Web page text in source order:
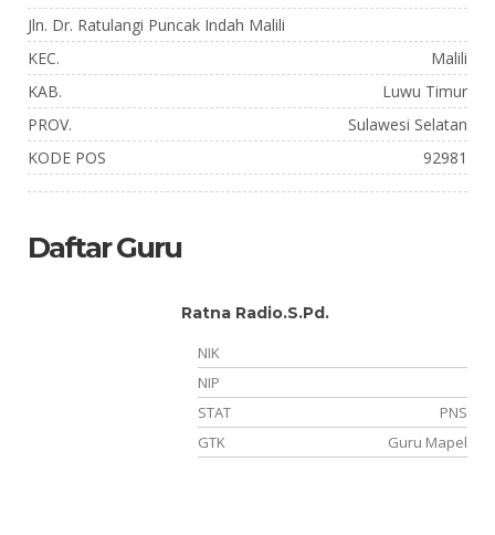
Jln. Dr. Ratulangi Puncak Indah Malili
KEC.
Malili
KAB.
Luwu Timur
PROV.
Sulawesi Selatan
KODE POS
92981
Daftar Guru
Ratna Radio.S.Pd.
NIK
NIP
STAT
PNS
GTK
Guru Mapel